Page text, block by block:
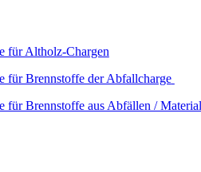
für Altholz-Chargen
für Brennstoffe der Abfallcharge
für Brennstoffe aus Abfällen /